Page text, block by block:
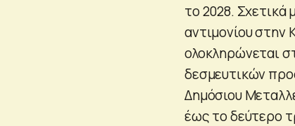
το 2028. Σχετικά
αντιμονίου
ολοκληρώνεται
δεσμευτικών
Δημόσιου
έως το δεύτερο